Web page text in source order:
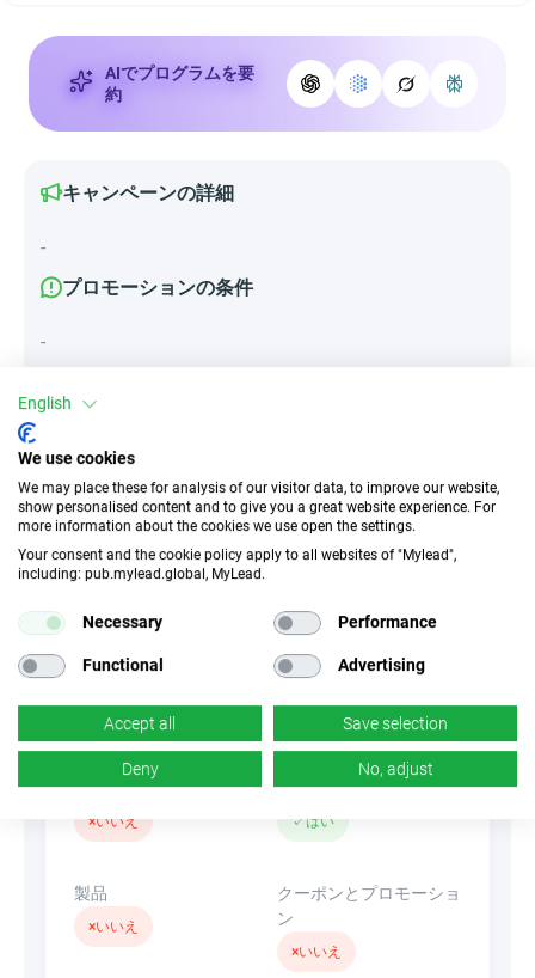
AIでプログラムを要
約
キャンペーンの詳細
-
プロモーションの条件
-
デバイス
モバイルデバイス
デスクトップ タブレット
インセンティブなし
1352.53 EUR
n/d
ディープリンク
バナー
×いいえ
リンクを隠す
✓はい
製品
×いいえ
クーポンとプロモーショ
ン
×いいえ
English
We use cookies
We may place these for analysis of our visitor data, to improve our website,
show personalised content and to give you a great website experience. For
more information about the cookies we use open the settings.
Your consent and the cookie policy apply to all websites of "Mylead",
including: pub.mylead.global, MyLead.
Necessary Performance
Functional Advertising
Accept all Save selection
Deny No, adjust